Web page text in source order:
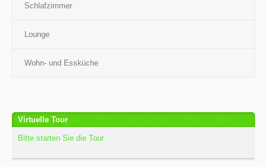
Schlafzimmer
Lounge
Wohn- und Essküche
Virtuelle Tour
Bitte starten Sie die Tour